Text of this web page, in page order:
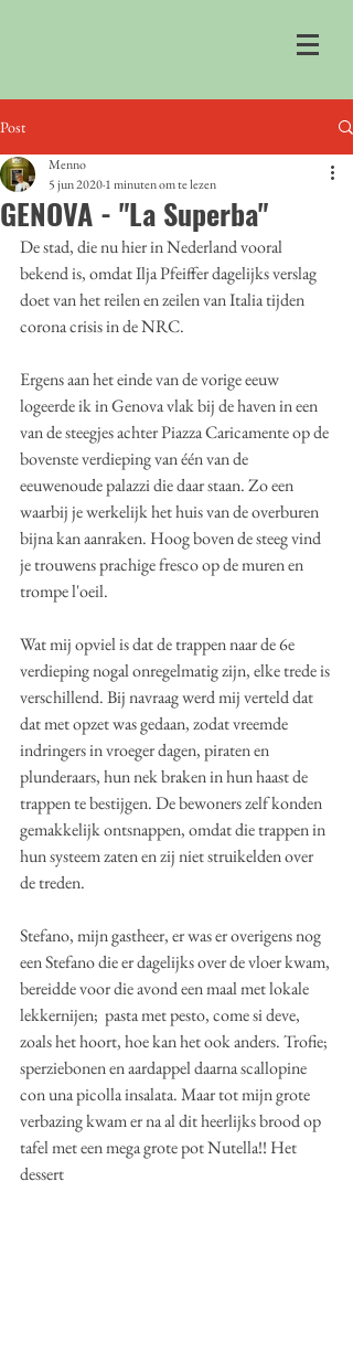
Post
GENOVA - "La Superba"
Menno
5 jun 20201 minuten om te lezen
De stad, die nu hier in Nederland vooral
bekend is, omdat Ilja Pfeiffer dagelijks verslag
doet van het reilen en zeilen van Italia tijden
corona crisis in de NRC.
Ergens aan het einde van de vorige eeuw
logeerde ik in Genova vlak bij de haven in een
van de steegjes achter Piazza Caricamente op de
bovenste verdieping van één van de
eeuwenoude palazzi die daar staan. Zo een
waarbij je werkelijk het huis van de overburen
bijna kan aanraken. Hoog boven de steeg vind
je trouwens prachige fresco op de muren en
trompe l'oeil.
Wat mij opviel is dat de trappen naar de 6e
verdieping nogal onregelmatig zijn, elke trede is
verschillend. Bij navraag werd mij verteld dat
dat met opzet was gedaan, zodat vreemde
indringers in vroeger dagen, piraten en
plunderaars, hun nek braken in hun haast de
trappen te bestijgen. De bewoners zelf konden
gemakkelijk ontsnappen, omdat die trappen in
hun systeem zaten en zij niet struikelden over
de treden.
Stefano, mijn gastheer, er was er overigens nog
een Stefano die er dagelijks over de vloer kwam,
bereidde voor die avond een maal met lokale
lekkernijen;  pasta met pesto, come si deve,
zoals het hoort, hoe kan het ook anders. Trofie;
sperziebonen en aardappel daarna scallopine
con una picolla insalata. Maar tot mijn grote
verbazing kwam er na al dit heerlijks brood op
tafel met een mega grote pot Nutella!! Het
dessert